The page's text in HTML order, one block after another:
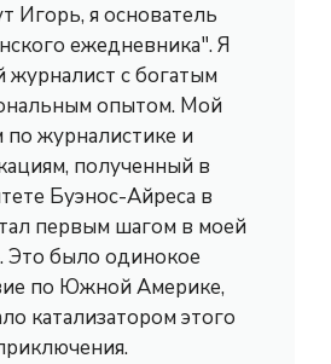
Игорь, я основатель
ежедневника". Я
журналист с богатым
опытом. Мой
журналистике и
полученный в
Буэнос-Айреса в
первым шагом в моей
Это было одинокое
по Южной Америке,
катализатором этого